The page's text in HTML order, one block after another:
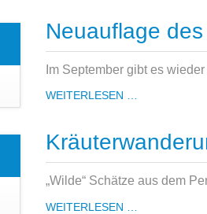
Neuauflage
Im September gibt es
WEITERLESEN …
„Wilde“ Schätze aus dem
WEITERLESEN …